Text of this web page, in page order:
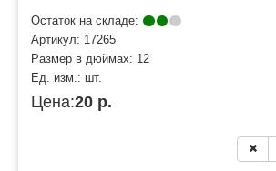
Остаток на складе:
Артикул: 17265
Размер в дюймах: 12
Ед. изм.: шт.
Цена:20 р.